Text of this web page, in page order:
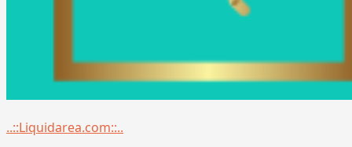
Menu
..::Liquidarea.com::..